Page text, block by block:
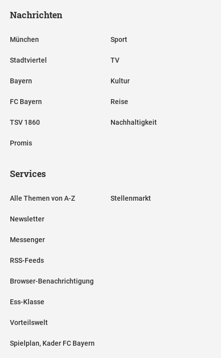
Nachrichten
München
Stadtviertel
Bayern
FC Bayern
TSV 1860
Promis
Sport
TV
Kultur
Reise
Nachhaltigkeit
Services
Alle Themen von A-Z
Newsletter
Messenger
RSS-Feeds
Browser-Benachrichtigung
Ess-Klasse
Vorteilswelt
Spielplan, Kader FC Bayern
Stellenmarkt